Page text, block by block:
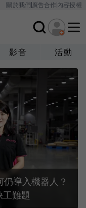
關於我們廣告合作內容授權
影音 活動
導入機器人？
難題